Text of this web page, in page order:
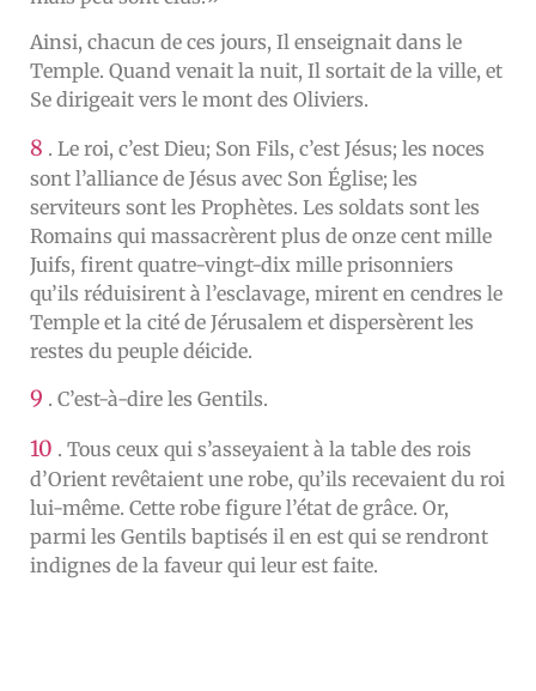
Ainsi, chacun de ces jours, Il enseignait dans le
Temple. Quand venait la nuit, Il sortait de la ville, et
Se dirigeait vers le mont des Oliviers.
8 . Le roi, c’est Dieu; Son Fils, c’est Jésus; les noces
sont l’alliance de Jésus avec Son Église; les
serviteurs sont les Prophètes. Les soldats sont les
Romains qui massacrèrent plus de onze cent mille
Juifs, firent quatre-vingt-dix mille prisonniers
qu’ils réduisirent à l’esclavage, mirent en cendres le
Temple et la cité de Jérusalem et dispersèrent les
restes du peuple déicide.
9 . C’est-à-dire les Gentils.
10 . Tous ceux qui s’asseyaient à la table des rois
d’Orient revêtaient une robe, qu’ils recevaient du roi
lui-même. Cette robe figure l’état de grâce. Or,
parmi les Gentils baptisés il en est qui se rendront
indignes de la faveur qui leur est faite.